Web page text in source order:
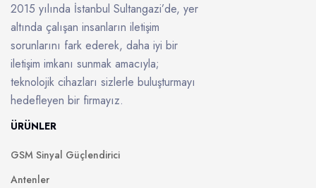
2015 yılında İstanbul Sultangazi’de, yer
altında çalışan insanların iletişim
sorunlarını fark ederek, daha iyi bir
iletişim imkanı sunmak amacıyla;
teknolojik cihazları sizlerle buluşturmayı
hedefleyen bir firmayız.
ÜRÜNLER
GSM Sinyal Güçlendirici
Antenler